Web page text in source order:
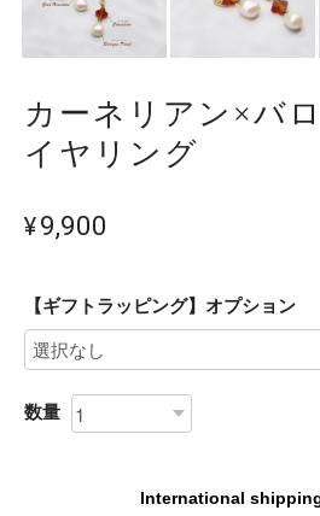
カーネリアン×バ
イヤリング
¥9,900
【ギフトラッピング】オプション
数量
International